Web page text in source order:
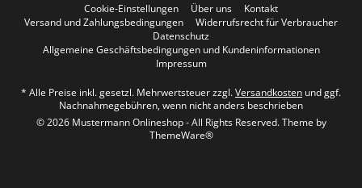
Cookie-Einstellungen Über uns
Kontakt
Versand und Zahlungsbedingungen
Widerrufsrecht für Verbraucher
Datenschutz
Allgemeine Geschäftsbedingungen und Kundeninformationen
Impressum
* Alle Preise inkl. gesetzl. Mehrwertsteuer zzgl.Versandkosten und ggf.
Nachnahmegebühren, wenn nicht anders beschrieben
© 2026 Mustermann Onlineshop - All Rights Reserved. Theme by
ThemeWare®